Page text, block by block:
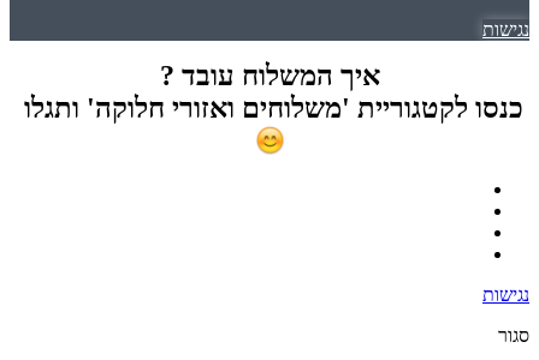
נגישות
איך המשלוח עובד ?
כנסו לקטגוריית 'משלוחים ואזורי חלוקה' ותגלו
נגישות
סגור